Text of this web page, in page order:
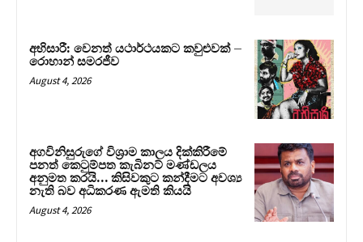
අභිසාරී: වෙනත් යථාර්ථයකට කවුළුවක් –
රොහාන් සමරජීව
August 4, 2026
අගවිනිසුරුගේ විශ්‍රාම කාලය දික්කිරීමේ
පනත් කෙටුම්පත කැබිනට් මණ්ඩලය
අනුමත කරයි… කිසිවකුට කන්දීමට අවශ්‍ය
නැති බව අධිකරණ ඇමති කියයි
August 4, 2026